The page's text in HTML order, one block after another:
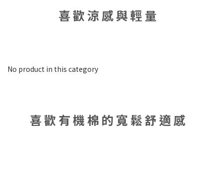
喜歡涼感與輕量
No product in this category
喜歡有機棉的寬鬆舒適感